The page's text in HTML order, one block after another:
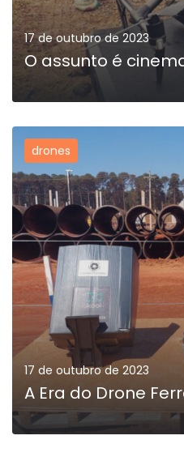
17 de outubro de 2023
O assunto é
MAIS
drones
17 de outubro de 2023
A Era do Drone